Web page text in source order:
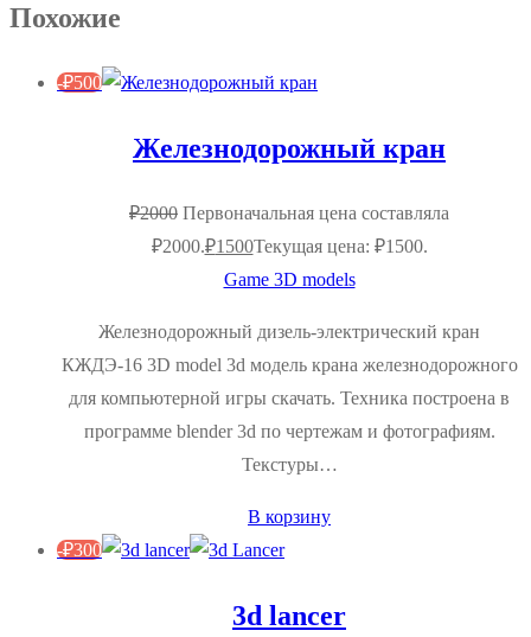
Похожие
-₽500
Железнодорожный кран
₽2000 Первоначальная цена составляла
₽2000.₽1500Текущая цена: ₽1500.
Game 3D models
Железнодорожный дизель-электрический кран
КЖДЭ-16 3D model 3d модель крана железнодорожного
для компьютерной игры скачать. Техника построена в
программе blender 3d по чертежам и фотографиям.
Текстуры…
В корзину
-₽300
3d lancer